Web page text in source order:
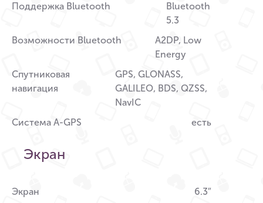
Поддержка Bluetooth
Bluetooth
5.3
Возможности Bluetooth
A2DP, Low
Energy
Спутниковая
навигация
GPS, GLONASS,
GALILEO, BDS, QZSS,
NavIC
Система A-GPS
есть
Экран
Экран 6.3″